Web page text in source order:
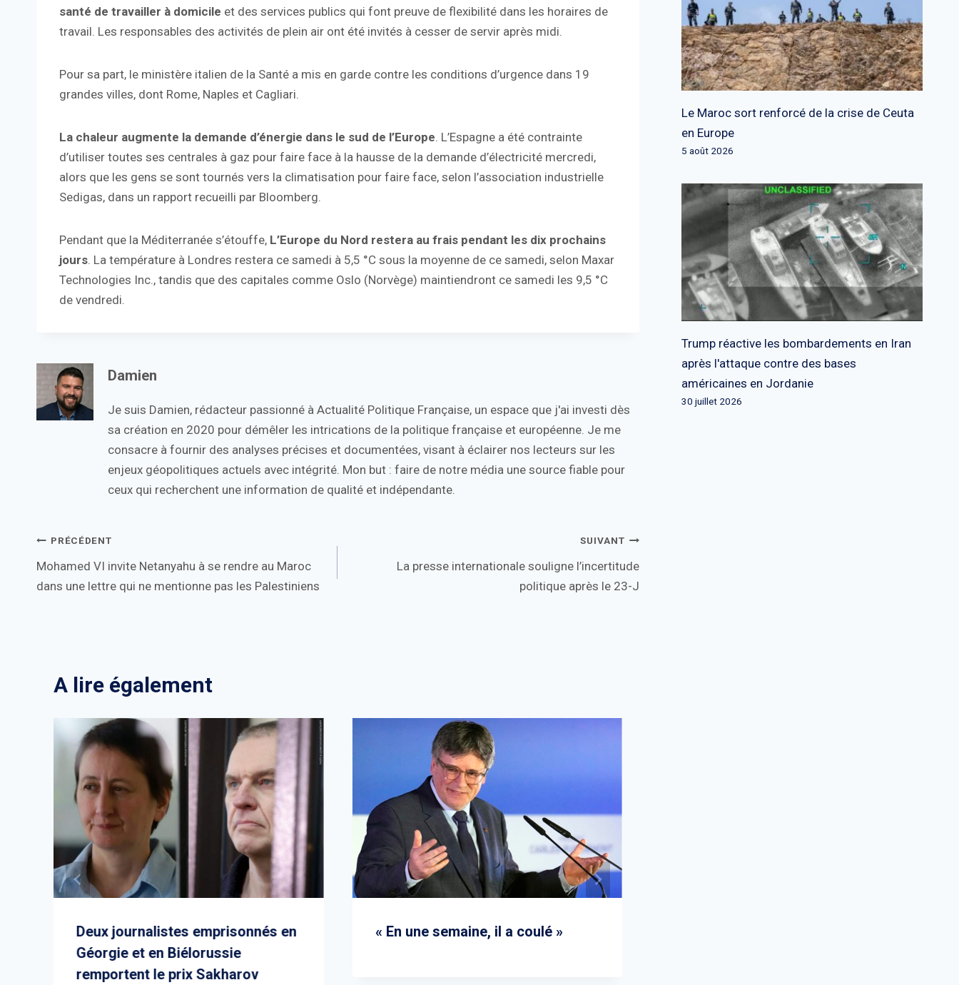
santé de travailler à domicile et des services publics qui font preuve de flexibilité dans les horaires de
travail. Les responsables des activités de plein air ont été invités à cesser de servir après midi.
Pour sa part, le ministère italien de la Santé a mis en garde contre les conditions d’urgence dans 19
grandes villes, dont Rome, Naples et Cagliari.
La chaleur augmente la demande d’énergie dans le sud de l’Europe. L’Espagne a été contrainte
d’utiliser toutes ses centrales à gaz pour faire face à la hausse de la demande d’électricité mercredi,
alors que les gens se sont tournés vers la climatisation pour faire face, selon l’association industrielle
Sedigas, dans un rapport recueilli par Bloomberg.
Pendant que la Méditerranée s’étouffe, L’Europe du Nord restera au frais pendant les dix prochains
jours. La température à Londres restera ce samedi à 5,5 °C sous la moyenne de ce samedi, selon Maxar
Technologies Inc., tandis que des capitales comme Oslo (Norvège) maintiendront ce samedi les 9,5 °C
de vendredi.
Damien
Je suis Damien, rédacteur passionné à Actualité Politique Française, un espace que j'ai investi dès
sa création en 2020 pour démêler les intrications de la politique française et européenne. Je me
consacre à fournir des analyses précises et documentées, visant à éclairer nos lecteurs sur les
enjeux géopolitiques actuels avec intégrité. Mon but : faire de notre média une source fiable pour
ceux qui recherchent une information de qualité et indépendante.
Navigation
de
PRÉCÉDENT
Mohamed VI invite Netanyahu à se rendre au Maroc
dans une lettre qui ne mentionne pas les Palestiniens
SUIVANT
La presse internationale souligne l’incertitude
politique après le 23-J
A lire également
Deux journalistes emprisonnés en
Géorgie et en Biélorussie
remportent le prix Sakharov
« En une semaine, il a coulé »
Le Maroc sort renforcé de la crise de Ceuta
en Europe
5 août 2026
Trump réactive les bombardements en Iran
après l'attaque contre des bases
américaines en Jordanie
30 juillet 2026